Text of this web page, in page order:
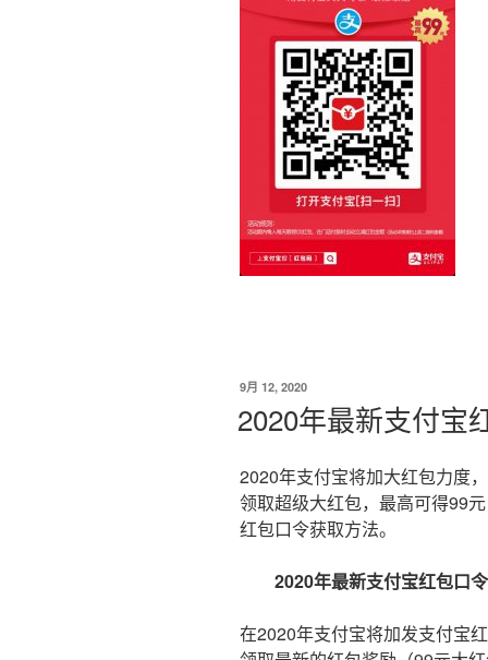
发
于
9月 12, 2020
2020年最新支付宝
2020年支付宝将加大红包力度
领取超级大红包，最高可得99
红包口令获取方法。
2020年最新支付宝红包口令
在2020年支付宝将加发支付宝